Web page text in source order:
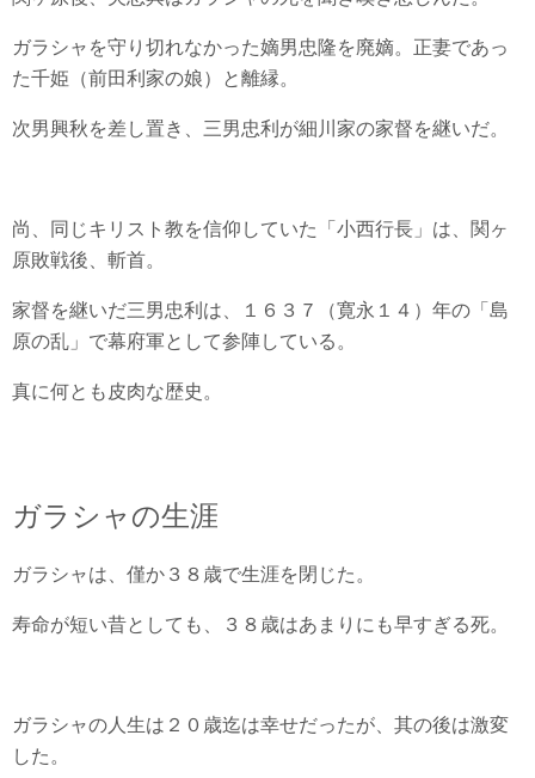
ガラシャを守り切れなかった嫡男忠隆を廃嫡。正妻であっ
た千姫（前田利家の娘）と離縁。
次男興秋を差し置き、三男忠利が細川家の家督を継いだ。
尚、同じキリスト教を信仰していた「小西行長」は、関ヶ
原敗戦後、斬首。
家督を継いだ三男忠利は、１６３７（寛永１４）年の「島
原の乱」で幕府軍として参陣している。
真に何とも皮肉な歴史。
ガラシャの生涯
ガラシャは、僅か３８歳で生涯を閉じた。
寿命が短い昔としても、３８歳はあまりにも早すぎる死。
ガラシャの人生は２０歳迄は幸せだったが、其の後は激変
した。